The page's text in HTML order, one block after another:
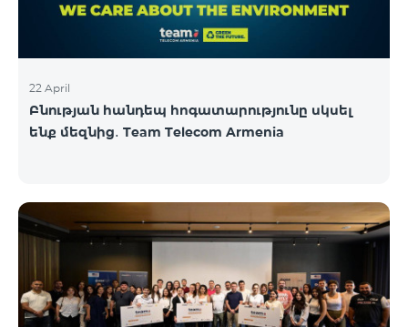
22 April
Բնության հանդեպ հոգատարությունը սկսել
ենք մեզնից․ Team Telecom Armenia